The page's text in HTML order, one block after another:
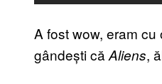
A fost wow, eram
gândești că Aliens,